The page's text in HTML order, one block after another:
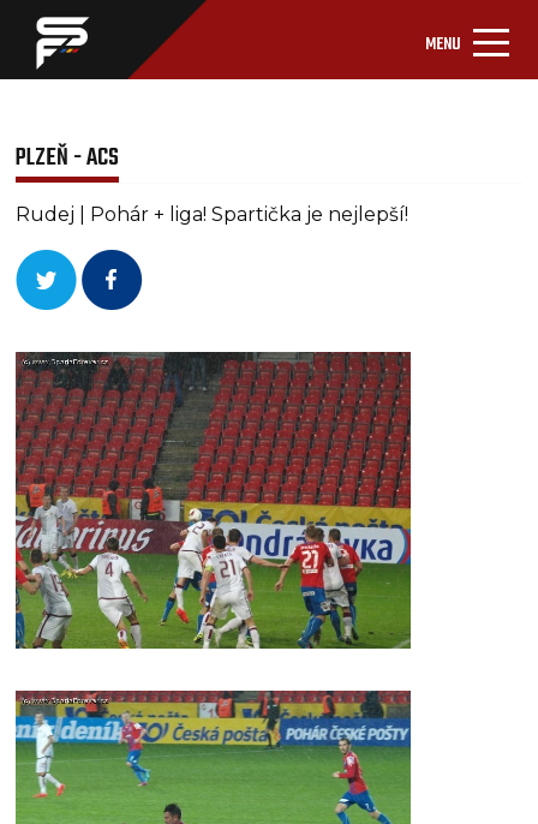
MENU
PLZEŇ - ACS
Rudej | Pohár + liga! Spartička je nejlepší!